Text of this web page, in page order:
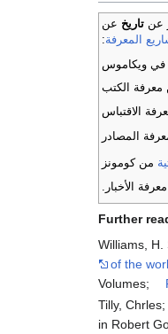
عنتاريخ عن
المعرفة:
في ويكاموس
معرفة الكتب
الاقتباس
المصادر
من كومونز
الأخبار.
Further
Williams, H.
of the
Volumes;
Tilly, Chrles;
in Robert